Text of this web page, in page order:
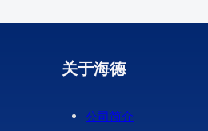
关于海德
公司简介